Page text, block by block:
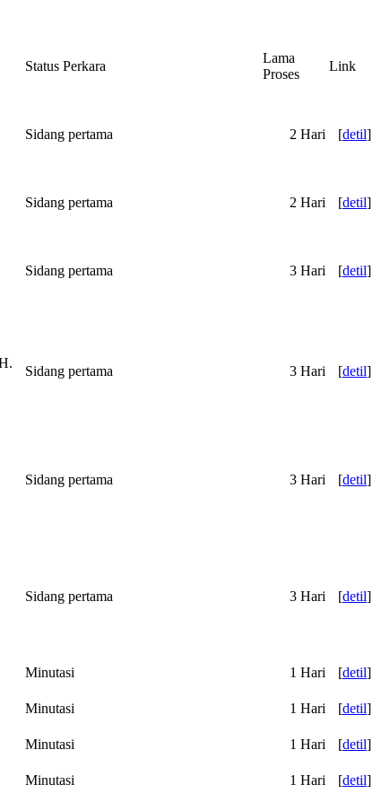
Status Perkara
Lama
Proses
Link
Sidang pertama 2 Hari [detil]
Sidang pertama 2 Hari [detil]
Sidang pertama 3 Hari [detil]
Sidang pertama 3 Hari [detil]
Sidang pertama 3 Hari [detil]
Sidang pertama 3 Hari [detil]
Minutasi 1 Hari [detil]
Minutasi 1 Hari [detil]
Minutasi 1 Hari [detil]
Minutasi 1 Hari [detil]